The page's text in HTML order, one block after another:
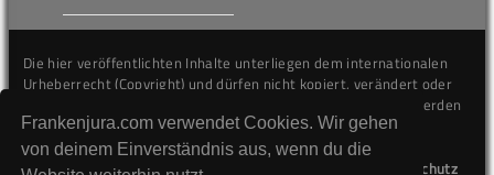
Frankenjura.com verwendet Cookies. Wir gehen
von deinem Einverständnis aus, wenn du die
Die hier veröffentlichten Inhalte unterliegen dem internationalen
Urheberrecht (Copyright) und dürfen nicht kopiert, verändert oder
unverändert wiederveröffentlicht werden. Gegen Verstöße werden
wir auf juristischem Wege vorgehen.
Datenschutz